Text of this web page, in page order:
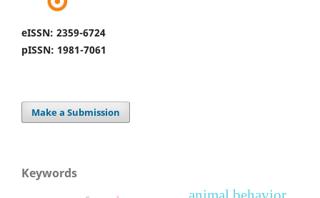
eISSN: 2359-6724
pISSN: 1981-7061
Make a Submission
Keywords